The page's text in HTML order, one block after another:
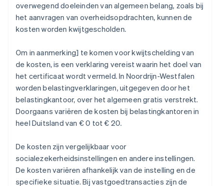
overwegend doeleinden van algemeen belang, zoals bij
het aanvragen van overheidsopdrachten, kunnen de
kosten worden kwijtgescholden.
Om in aanmerking] te komen voor kwijtschelding van
de kosten, is een verklaring vereist waarin het doel van
het certificaat wordt vermeld. In Noordrijn-Westfalen
worden belastingverklaringen, uitgegeven door het
belastingkantoor, over het algemeen gratis verstrekt.
Doorgaans variëren de kosten bij belastingkantoren in
heel Duitsland van € 0 tot € 20.
De kosten zijn vergelijkbaar voor
socialezekerheidsinstellingen en andere instellingen.
De kosten variëren afhankelijk van de instelling en de
specifieke situatie. Bij vastgoedtransacties zijn de